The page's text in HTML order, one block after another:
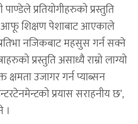
पाण्डेले प्रतियोगीहरुको प्रस्तुति
आफू शिक्षण पेशाबाट आएकाले
प्रतिभा नजिकबाट महसुस गर्न सक्ने
प्रस्तुति असाध्यै राम्रो लाग्यो
क्षमता उजागर गर्न प्याब्सन
प्रयास सराहनीय छ’,
।